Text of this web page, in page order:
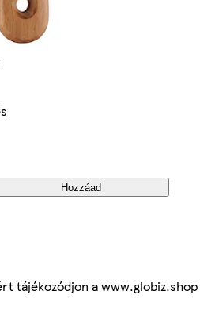
Hozzáad
tájékozódjon a www.globiz.shop